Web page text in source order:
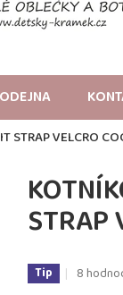
STRAP VELCRO
STRAP
Tip 8